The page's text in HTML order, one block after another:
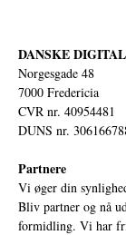
DANSKE
Norgesgade 48
7000 Fredericia
CVR nr. 40954481
DUNS nr.
Partnere
Vi øger din
Bliv partner og nå
formidling. Vi har